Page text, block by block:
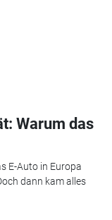
Warum das
E-Auto in Europa
dann kam alles